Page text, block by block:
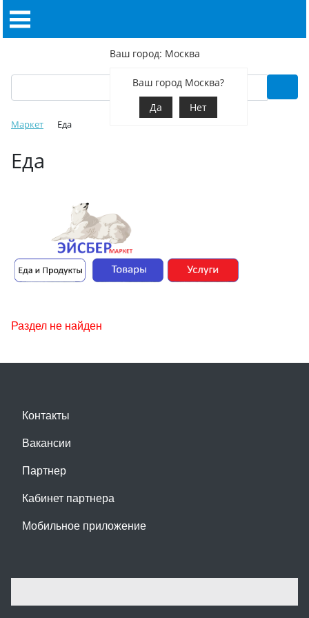
Ваш город: Москва
Ваш город Москва?
Да
Нет
Маркет Еда
Еда
Раздел не найден
Контакты
Вакансии
Партнер
Кабинет партнера
Мобильное приложение